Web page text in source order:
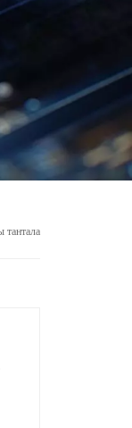
тантала